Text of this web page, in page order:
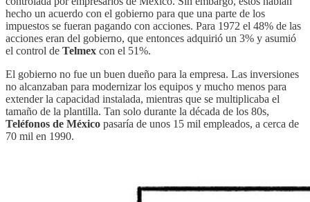
hecho un acuerdo con el gobierno para que una parte de los
impuestos se fueran pagando con acciones. Para 1972 el 48% de las
acciones eran del gobierno, que entonces adquirió un 3% y asumió
el control de Telmex con el 51%.
El gobierno no fue un buen dueño para la empresa. Las inversiones
no alcanzaban para modernizar los equipos y mucho menos para
extender la capacidad instalada, mientras que se multiplicaba el
tamaño de la plantilla. Tan solo durante la década de los 80s,
Teléfonos de México pasaría de unos 15 mil empleados, a cerca de
70 mil en 1990.